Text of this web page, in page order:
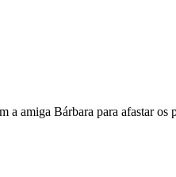
amiga Bárbara para afastar